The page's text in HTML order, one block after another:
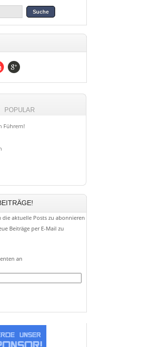
POPULAR
Führern!
die aktuelle Posts zu abonnieren
Beiträge per E-Mail zu
an